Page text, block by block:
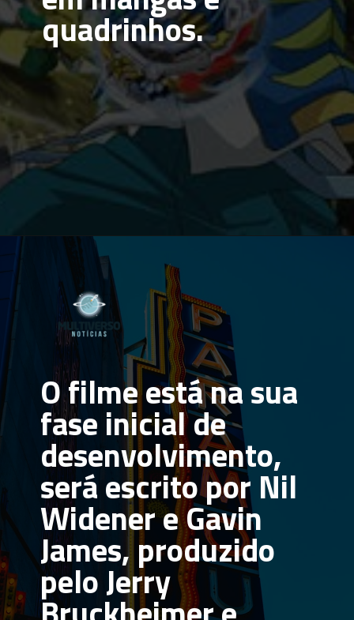
quadrinhos.
O filme está na sua
fase inicial de
desenvolvimento,
será escrito por Nil
Widener e Gavin
James, produzido
pelo Jerry